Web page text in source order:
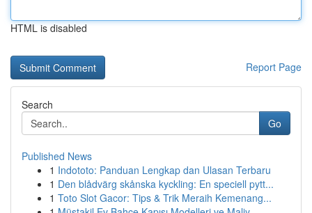
HTML is disabled
Report Page
Search
Go
Published News
1 Indototo: Panduan Lengkap dan Ulasan Terbaru
1 Den blådvärg skånska kyckling: En speciell pytt...
1 Toto Slot Gacor: Tips & Trik Meraih Kemenang...